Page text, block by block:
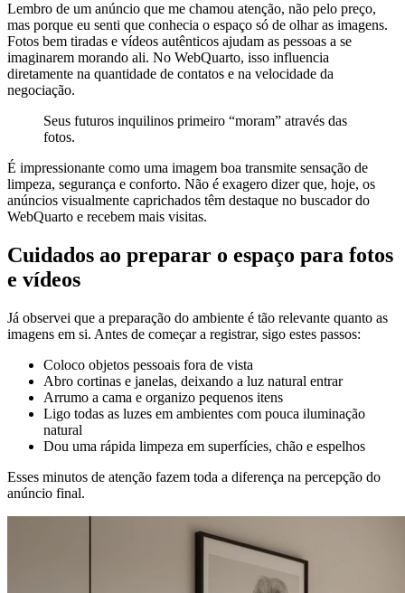
Lembro de um anúncio que me chamou atenção, não pelo preço,
mas porque eu senti que conhecia o espaço só de olhar as imagens.
Fotos bem tiradas e vídeos autênticos ajudam as pessoas a se
imaginarem morando ali. No WebQuarto, isso influencia
diretamente na quantidade de contatos e na velocidade da
negociação.
Seus futuros inquilinos primeiro “moram” através das
fotos.
É impressionante como uma imagem boa transmite sensação de
limpeza, segurança e conforto. Não é exagero dizer que, hoje, os
anúncios visualmente caprichados têm destaque no buscador do
WebQuarto e recebem mais visitas.
Cuidados ao preparar o espaço para fotos
e vídeos
Já observei que a preparação do ambiente é tão relevante quanto as
imagens em si. Antes de começar a registrar, sigo estes passos:
Coloco objetos pessoais fora de vista
Abro cortinas e janelas, deixando a luz natural entrar
Arrumo a cama e organizo pequenos itens
Ligo todas as luzes em ambientes com pouca iluminação
natural
Dou uma rápida limpeza em superfícies, chão e espelhos
Esses minutos de atenção fazem toda a diferença na percepção do
anúncio final.